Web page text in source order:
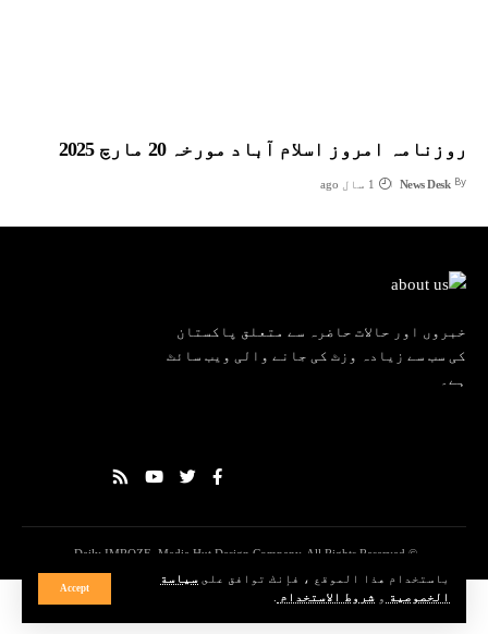
باستخدام هذا الموقع ، فإنك توافق على سياسة
الخصوصية
و شروط الاستخدام
Accept
روزنامہ امروز اسلام آباد مورخہ 20 مارچ 2025
By
News Desk 1 سال ago
خبروں اور حالات حاضرہ سے متعلق پاکستان
کی سب سے زیادہ وزٹ کی جانے والی ویب سائٹ
ہے۔
© Daily IMROZE. Media Hut Design Company. All Rights Reserved.